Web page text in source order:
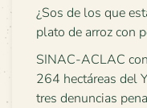
¿Sos de los que
plato de arroz con
SINAC-ACLAC
264 hectáreas del
tres denuncias